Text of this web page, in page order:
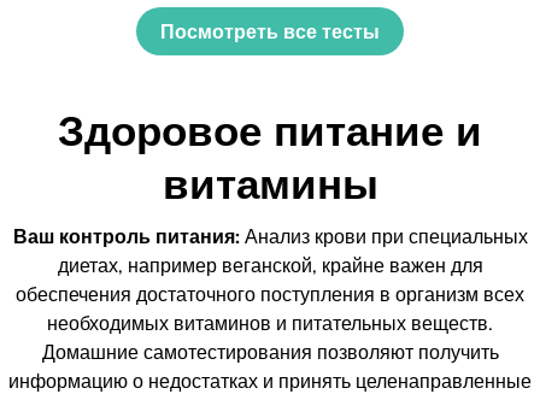
Посмотреть все тесты
Здоровое питание и
витамины
Ваш контроль питания:Анализ крови при специальных
диетах, например веганской, крайне важен для
обеспечения достаточного поступления в организм всех
необходимых витаминов и питательных веществ.
Домашние самотестирования позволяют получить
информацию о недостатках и принять целенаправленные